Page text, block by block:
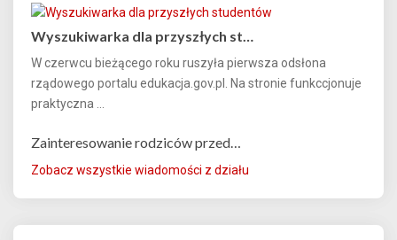
Wyszukiwarka dla przyszłych st…
W czerwcu bieżącego roku ruszyła pierwsza odsłona
rządowego portalu edukacja.gov.pl. Na stronie funkccjonuje
praktyczna ...
Zainteresowanie rodziców przed…
Zobacz wszystkie wiadomości z działu